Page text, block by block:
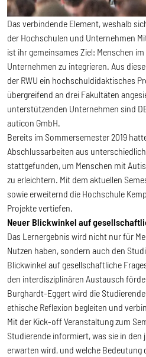
Das verbindende Element, weshalb
der Hochschulen und Unternehmen
ist ihr gemeinsames Ziel: Menschen
Unternehmen zu integrieren. Aus
der RWU ein hochschuldidaktisches
übergreifend an drei Fakultäten
unterstützenden Unternehmen sind
auticon GmbH.
Bereits im Sommersemester 2019
Abschlussarbeiten aus
stattgefunden, um Menschen mit
zu erleichtern. Mit dem aktuellen
sowie erweiternd die Hochschule
Projekte vertiefen.
Neuer Blickwinkel auf
Das Lernergebnis wird nicht nur für
Nutzen haben, sondern auch den
Blickwinkel auf gesellschaftliche
den interdisziplinären Austausch
Burghardt-Eggert wird die
ethische Reflexion begleiten und
Mit der Kick-off Veranstaltung zum
Studierende informiert, was sie in den
erwarten wird, und welche